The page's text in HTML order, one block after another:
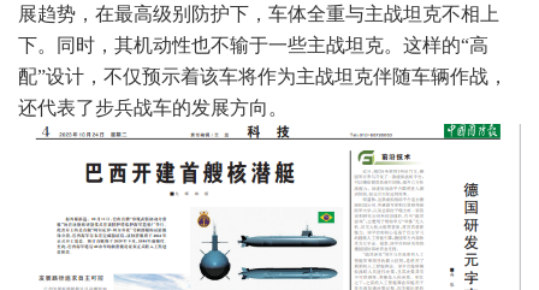
展趋势，在最高级别防护下，车体全重与主战坦克不相上
下。同时，其机动性也不输于一些主战坦克。这样的“高
配”设计，不仅预示着该车将作为主战坦克伴随车辆作战，
还代表了步兵战车的发展方向。